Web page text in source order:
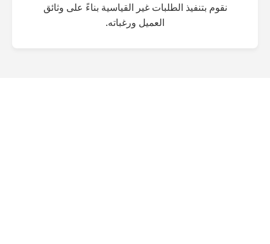
نقوم بتنفيذ الطلبات غير القياسية بناءً على وثائق
العميل ورغباته.